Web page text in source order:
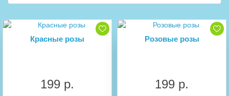
Красные розы
199 р.
Розовые розы
199 р.